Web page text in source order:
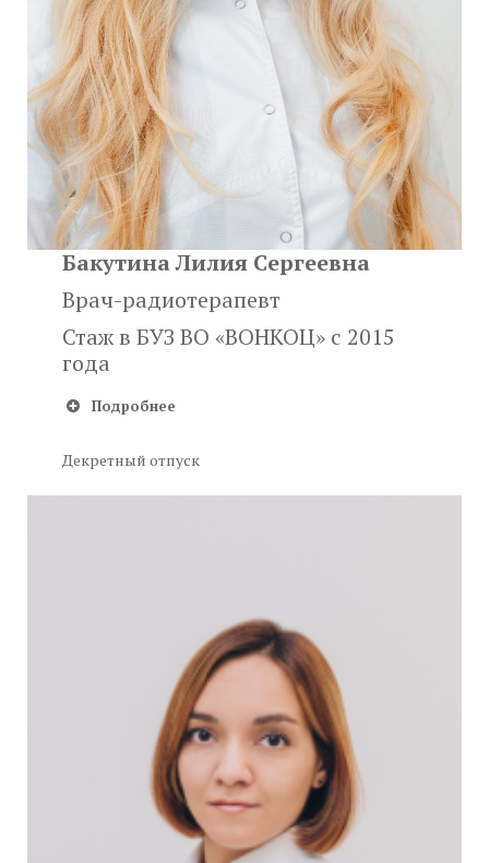
Бакутина Лилия Сергеевна
Врач-радиотерапевт
Стаж в БУЗ ВО «ВОНКОЦ» с 2015
года
Подробнее
Декретный отпуск